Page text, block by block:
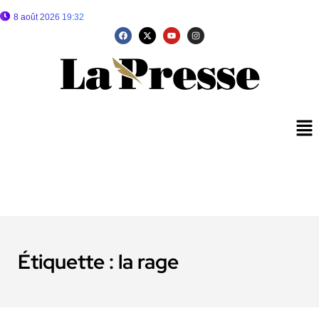
8 août 2026 19:32
Étiquette : la rage